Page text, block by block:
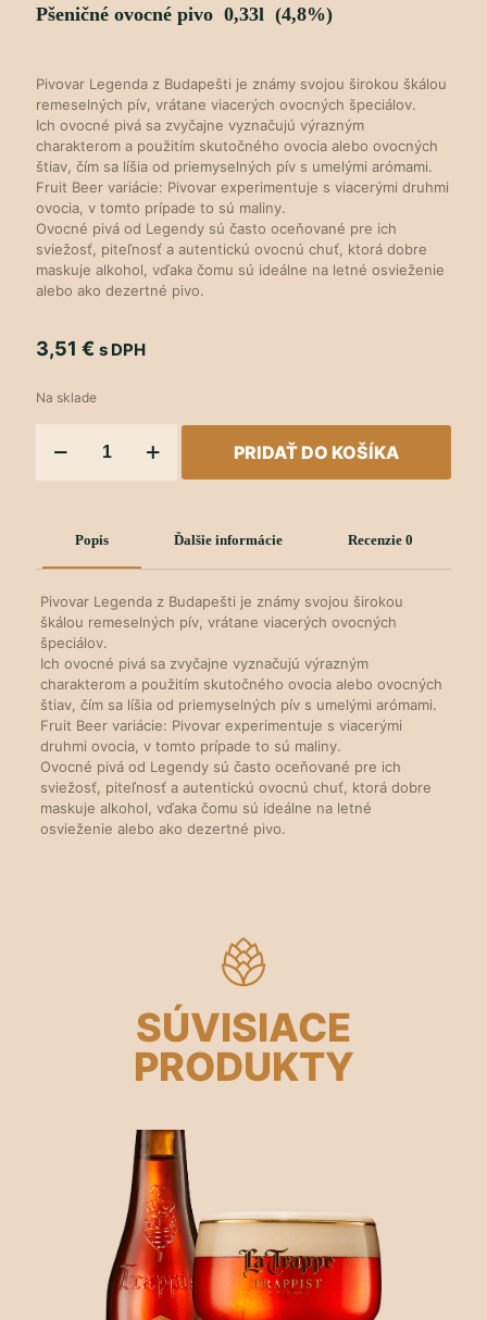
Pšeničné ovocné pivo 0,33l (4,8%)
Pivovar Legenda z Budapešti je známy svojou širokou škálou
remeselných pív, vrátane viacerých ovocných špeciálov.
Ich ovocné pivá sa zvyčajne vyznačujú výrazným
charakterom a použitím skutočného ovocia alebo ovocných
štiav, čím sa líšia od priemyselných pív s umelými arómami.
Fruit Beer variácie: Pivovar experimentuje s viacerými druhmi
ovocia, v tomto prípade to sú maliny.
Ovocné pivá od Legendy sú často oceňované pre ich
sviežosť, piteľnosť a autentickú ovocnú chuť, ktorá dobre
maskuje alkohol, vďaka čomu sú ideálne na letné osvieženie
alebo ako dezertné pivo.
3,51 € s DPH
Na sklade
Pšeničné
PRIDAŤ DO KOŠÍKA
Popis Ďalšie informácie Recenzie 0
Pivovar Legenda z Budapešti je známy svojou širokou
škálou remeselných pív, vrátane viacerých ovocných
špeciálov.
Ich ovocné pivá sa zvyčajne vyznačujú výrazným
charakterom a použitím skutočného ovocia alebo ovocných
štiav, čím sa líšia od priemyselných pív s umelými arómami.
Fruit Beer variácie: Pivovar experimentuje s viacerými
druhmi ovocia, v tomto prípade to sú maliny.
Ovocné pivá od Legendy sú často oceňované pre ich
sviežosť, piteľnosť a autentickú ovocnú chuť, ktorá dobre
maskuje alkohol, vďaka čomu sú ideálne na letné
osvieženie alebo ako dezertné pivo.
SÚVISIACE
PRODUKTY